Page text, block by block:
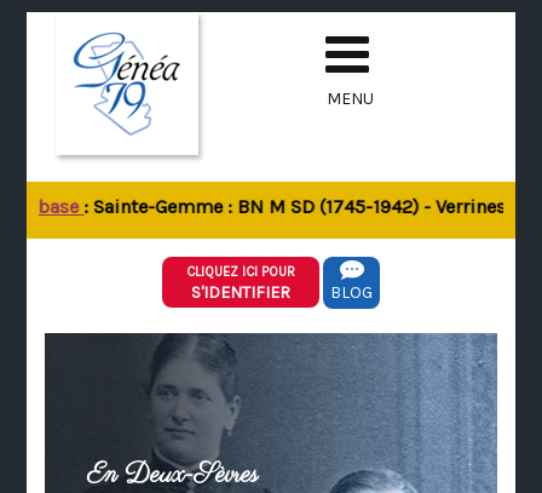
MENU
base: Sainte-Gemme : BN M SD (1745-1942) - Verrines-
CLIQUEZ ICI POUR
S'IDENTIFIER BLOG
En Deux-Sèvres